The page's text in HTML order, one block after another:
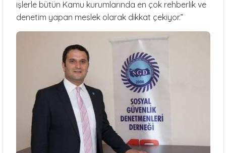
işlerle bütün Kamu kurumlarında en çok rehberlik ve
denetim yapan meslek olarak dikkat çekiyor.”